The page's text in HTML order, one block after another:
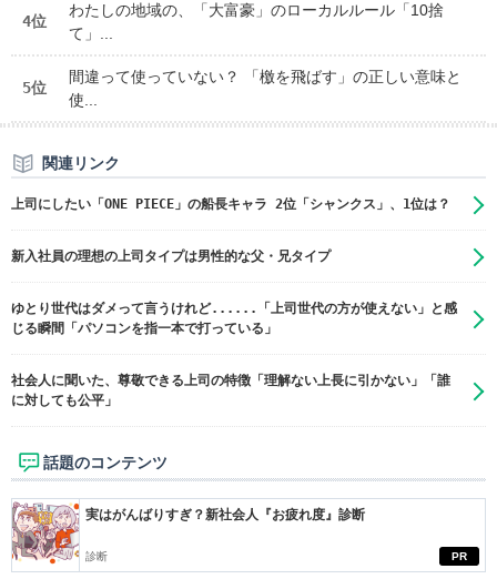
4位
わたしの地域の、「大富豪」のローカルルール「10捨
て」...
5位
間違って使っていない？ 「檄を飛ばす」の正しい意味と
使...
関連リンク
上司にしたい「ONE PIECE」の船長キャラ 2位「シャンクス」、1位は？
新入社員の理想の上司タイプは男性的な父・兄タイプ
ゆとり世代はダメって言うけれど......「上司世代の方が使えない」と感
じる瞬間「パソコンを指一本で打っている」
社会人に聞いた、尊敬できる上司の特徴「理解ない上長に引かない」「誰
に対しても公平」
話題のコンテンツ
PR
実はがんばりすぎ？新社会人『お疲れ度』診断
診断